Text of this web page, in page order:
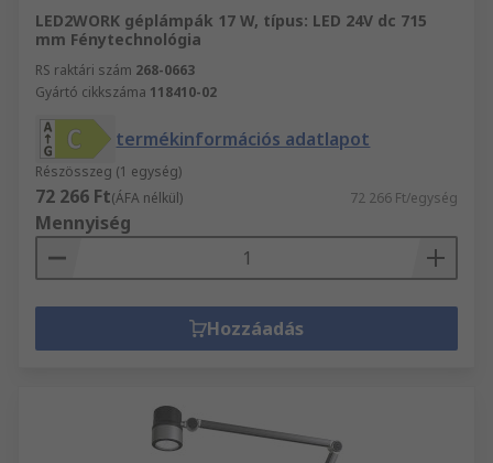
LED2WORK géplámpák 17 W, típus: LED 24V dc 715
mm Fénytechnológia
RS raktári szám 268-0663
Gyártó cikkszáma 118410-02
termékinformációs adatlapot
Részösszeg (1 egység)
72 266 Ft(ÁFA nélkül) 72 266 Ft/egység
Mennyiség
Hozzáadás